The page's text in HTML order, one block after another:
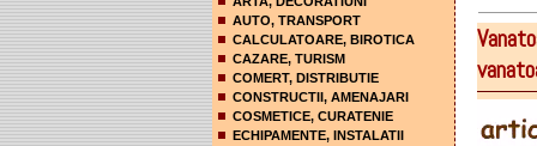
AUTO, TRANSPORT
CALCULATOARE, BIROTICA
CAZARE, TURISM
COMERT, DISTRIBUTIE
CONSTRUCTII, AMENAJARI
COSMETICE, CURATENIE
ECHIPAMENTE, INSTALATII